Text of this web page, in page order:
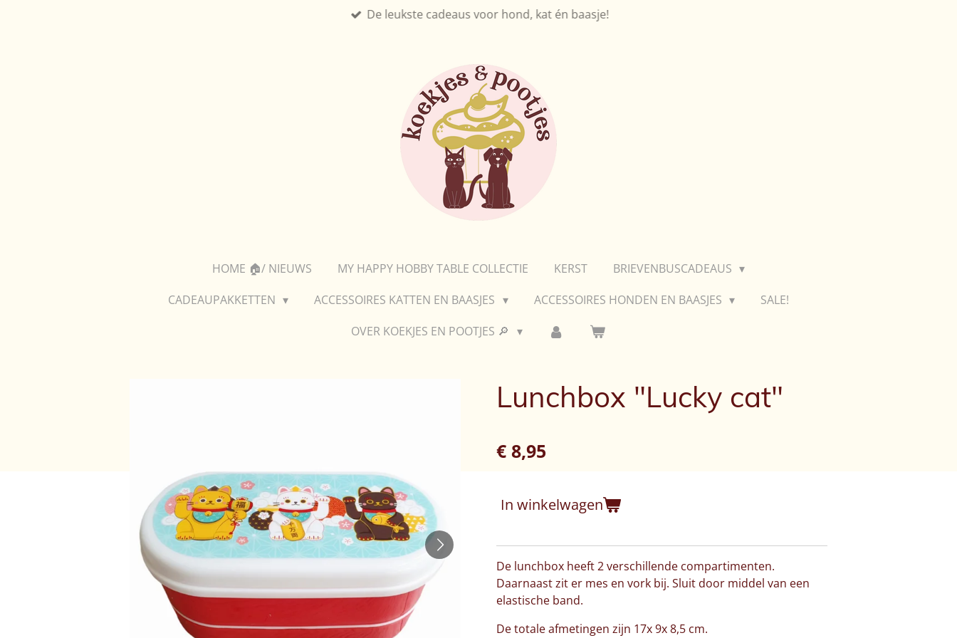
De leukste cadeaus voor hond, kat én baasje!
HOME 🏠/ NIEUWS MY HAPPY HOBBY TABLE COLLECTIE KERST
BRIEVENBUSCADEAUS
CADEAUPAKKETTEN
ACCESSOIRES KATTEN EN BAASJES ACCESSOIRES HONDEN EN BAASJES
SALE!
OVER KOEKJES EN POOTJES 🔎
Lunchbox "Lucky cat"
€ 8,95
In winkelwagen
De lunchbox heeft 2 verschillende compartimenten.
Daarnaast zit er mes en vork bij. Sluit door middel van een
elastische band.
De totale afmetingen zijn 17x 9x 8,5 cm.